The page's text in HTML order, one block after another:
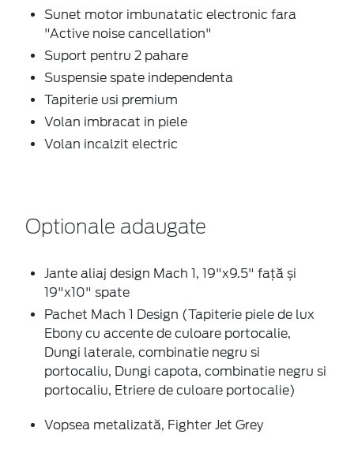
Sunet motor imbunatatic electronic fara
"Active noise cancellation"
Suport pentru 2 pahare
Suspensie spate independenta
Tapiterie usi premium
Volan imbracat in piele
Volan incalzit electric
Optionale adaugate
Jante aliaj design Mach 1, 19"x9.5" față și
19"x10" spate
Pachet Mach 1 Design (Tapiterie piele de lux
Ebony cu accente de culoare portocalie,
Dungi laterale, combinatie negru si
portocaliu, Dungi capota, combinatie negru si
portocaliu, Etriere de culoare portocalie)
Vopsea metalizată, Fighter Jet Grey